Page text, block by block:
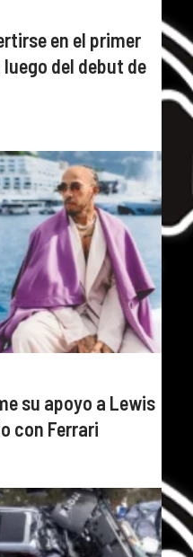
en el primer
del debut de
su apoyo a Lewis
con Ferrari